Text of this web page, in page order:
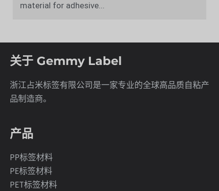
material for adhesive...
关于 Gemmy Label
浙江占米标签有限公司是一家专业的全球高品质自粘产
品制造商。
产品
PP标签材料
PE标签材料
PET标签材料